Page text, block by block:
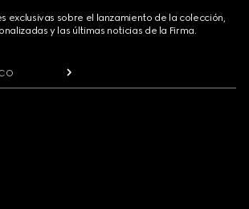
exclusivas sobre el lanzamiento de la colección,
y las últimas noticias de la Firma.